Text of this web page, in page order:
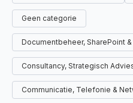
Geen categorie
Documentbeheer, SharePoint
Consultancy, Strategisch
Communicatie, Telefonie &